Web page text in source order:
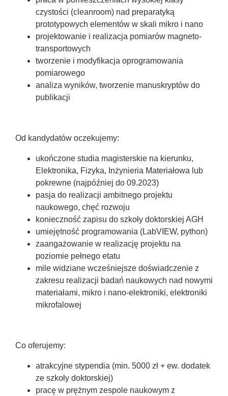
czystości (cleanroom) nad preparatyką
prototypowych elementów w skali mikro i nano
projektowanie i realizacja pomiarów magneto-
transportowych
tworzenie i modyfikacja oprogramowania
pomiarowego
analiza wyników, tworzenie manuskryptów do
publikacji
Od kandydatów oczekujemy:
ukończone studia magisterskie na kierunku,
Elektronika, Fizyka, Inżynieria Materiałowa lub
pokrewne (najpóźniej do 09.2023)
pasja do realizacji ambitnego projektu
naukowego, chęć rozwoju
konieczność zapisu do szkoły doktorskiej AGH
umiejętność programowania (LabVIEW, python)
zaangażowanie w realizację projektu na
poziomie pełnego etatu
mile widziane wcześniejsze doświadczenie z
zakresu realizacji badań naukowych nad nowymi
materiałami, mikro i nano-elektroniki, elektroniki
mikrofalowej
Co oferujemy:
atrakcyjne stypendia (min. 5000 zł + ew. dodatek
ze szkoły doktorskiej)
pracę w prężnym zespole naukowym z